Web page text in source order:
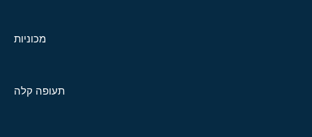
מכוניות
תעופה קלה